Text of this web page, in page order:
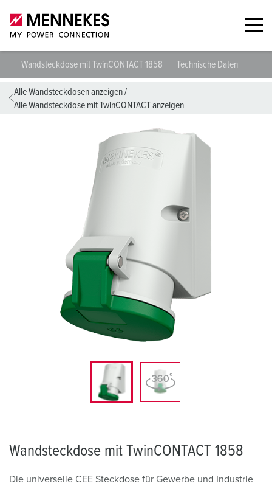
Wandsteckdose mit TwinCONTACT 1858 Technische Daten
Alle Wandsteckdosen anzeigen/
Alle Wandsteckdose mit TwinCONTACT anzeigen
Wandsteckdose mit TwinCONTACT 1858
Die universelle CEE Steckdose für Gewerbe und Industrie